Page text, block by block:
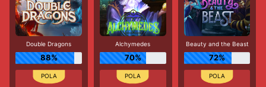
Double Dragons
88%
Alchymedes
70%
Beauty and the Beast
72%